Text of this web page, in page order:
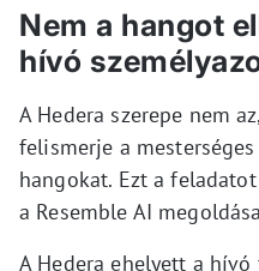
Nem a hangot
hívó
A Hedera szerepe nem
felismerje a
hangokat. Ezt a
a Resemble AI
A Hedera ehelyett a